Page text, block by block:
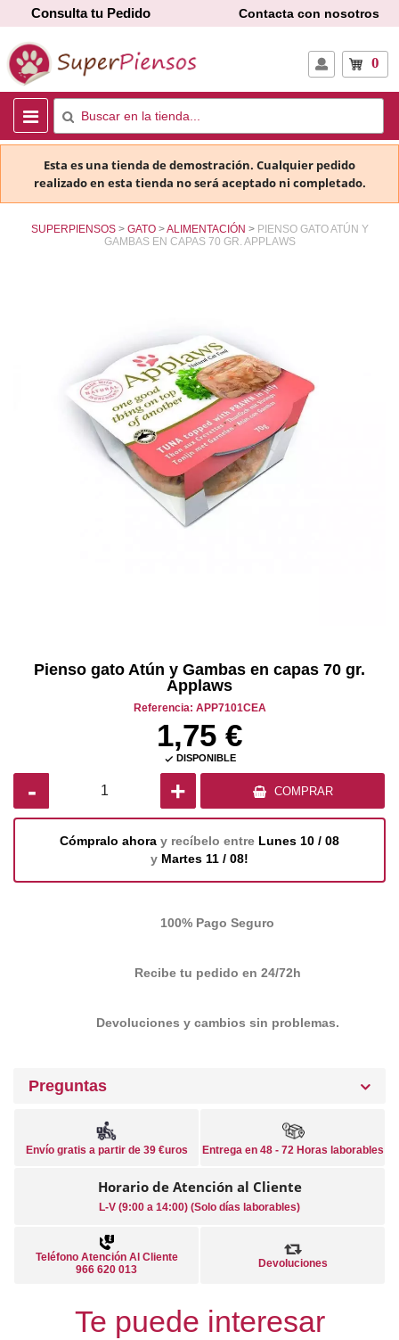
Consulta tu Pedido Contacta con nosotros
0
Esta es una tienda de demostración. Cualquier pedido
realizado en esta tienda no será aceptado ni completado.
SUPERPIENSOS GATO ALIMENTACIÓN
PIENSO GATO ATÚN Y
GAMBAS EN CAPAS 70 GR. APPLAWS
Pienso gato Atún y Gambas en capas 70 gr.
Applaws
Referencia: APP7101CEA
1,75 €
 DISPONIBLE
- + COMPRAR
Cómpralo ahora y recíbelo entre Lunes 10 / 08
y Martes 11 / 08!
100% Pago Seguro
Recibe tu pedido en 24/72h
Devoluciones y cambios sin problemas.
Preguntas
Envío gratis a partir de 39 €uros Entrega en 48 - 72 Horas laborables
Horario de Atención al Cliente
L-V (9:00 a 14:00) (Solo días laborables)
Teléfono Atención Al Cliente
966 620 013
Devoluciones
Te puede interesar